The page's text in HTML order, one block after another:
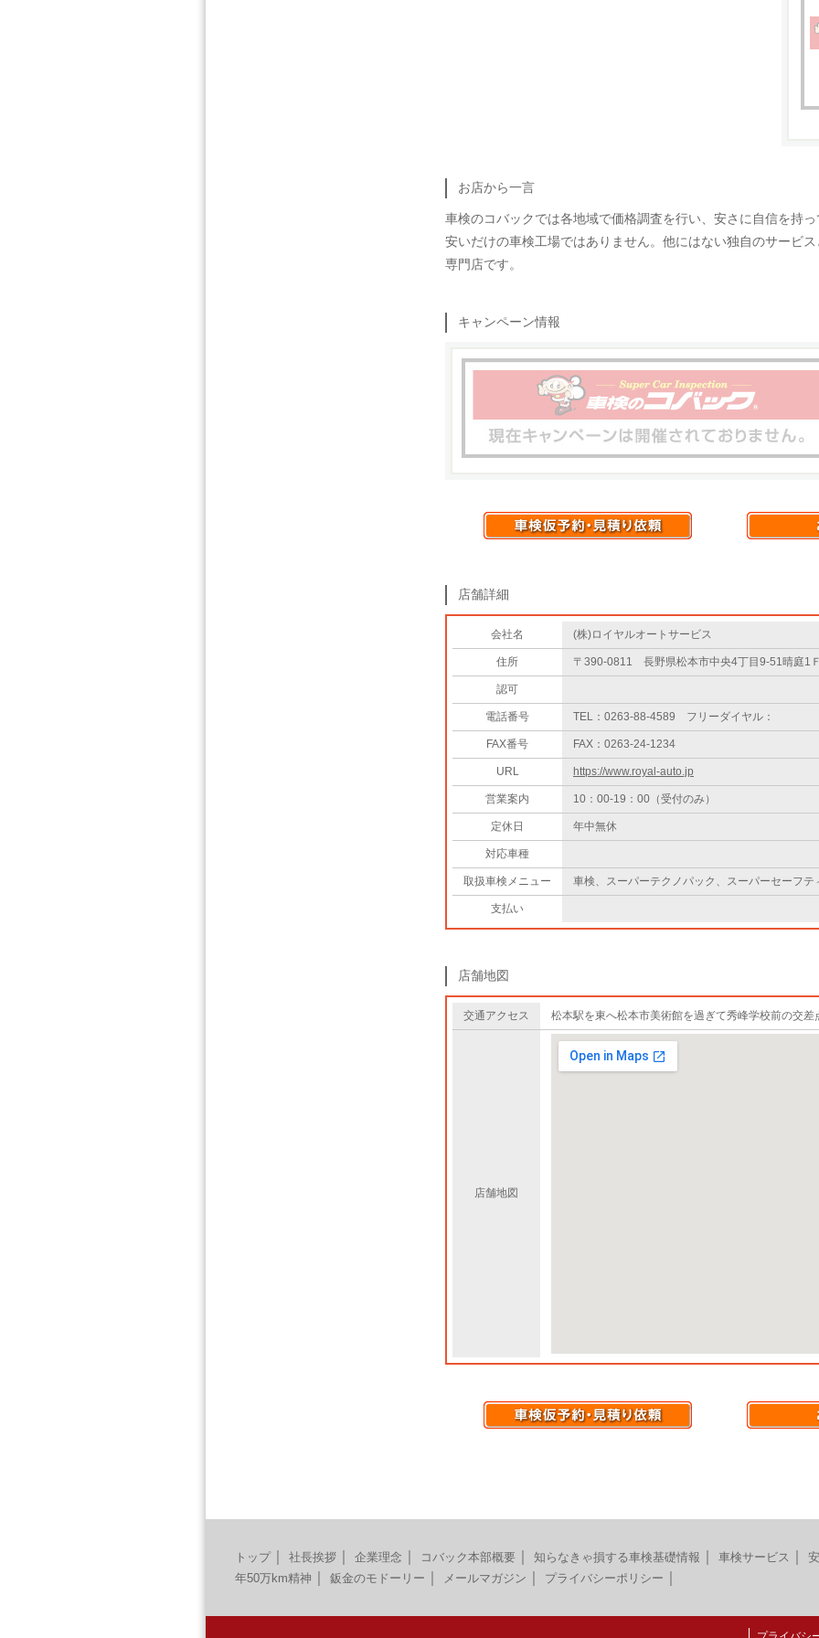
お店から一言
車検のコバックでは各地域で価格調査を行い、安さに自信を持
安いだけの車検工場ではありません。他にはない独自のサービ
専門店です。
キャンペーン情報
店舗詳細
会社名 (株)ロイヤルオートサービス
住所 〒390-0811 長野県松本市中央4丁目9-51晴庭1
認可
電話番号 TEL：0263-88-4589 フリーダイヤル：
FAX番号 FAX：0263-24-1234
URL https://www.royal-auto.jp
営業案内 10：00-19：00（受付のみ）
定休日 年中無休
対応車種
取扱車検メニュー 車検、スーパーテクノパック、スーパーセーフテ
支払い
店舗地図
交通アクセス 松本駅を東へ松本市美術館を過ぎて秀峰学校前の交
店舗地図
トップ｜ 社長挨拶 企業理念 コバック本部概要 知らなきゃ損する車検基礎情報 車検サービス
年50万km精神
鈑金のモドーリー メールマガジン プライバシーポリシー